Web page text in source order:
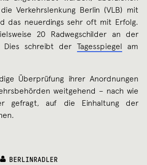
Verkehrslenkung Berlin (VLB) mit
das neuerdings sehr oft mit Erfolg.
20 Radwegschilder an der
Dies schreibt der Tagesspiegel am
Überprüfung ihrer Anordnungen
weitgehend – nach wie
gefragt, auf die Einhaltung der
BERLINRADLER